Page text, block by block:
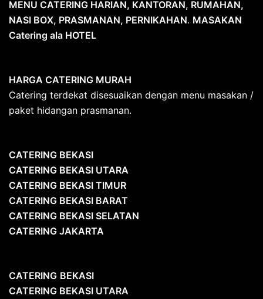
MENU CATERING HARIAN, KANTORAN, RUMAHAN,
NASI BOX, PRASMANAN, PERNIKAHAN. MASAKAN
Catering ala HOTEL
HARGA CATERING MURAH
Catering terdekat disesuaikan dengan menu masakan /
paket hidangan prasmanan.
CATERING BEKASI
CATERING BEKASI UTARA
CATERING BEKASI TIMUR
CATERING BEKASI BARAT
CATERING BEKASI SELATAN
CATERING JAKARTA
CATERING BEKASI
CATERING BEKASI UTARA